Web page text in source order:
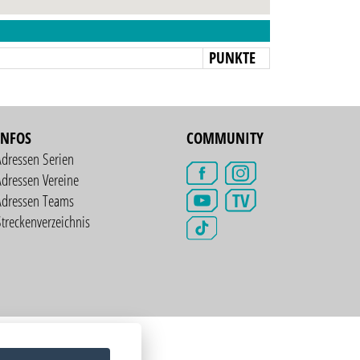
PUNKTE
Serien
Vereine
Teams
COMMUNITY
TV